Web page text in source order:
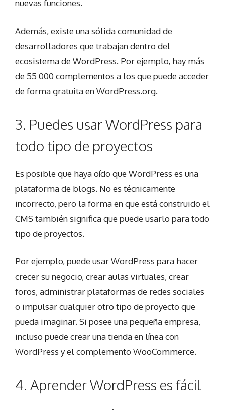
nuevas funciones.
Además, existe una sólida comunidad de
desarrolladores que trabajan dentro del
ecosistema de WordPress. Por ejemplo, hay más
de 55 000 complementos a los que puede acceder
de forma gratuita en WordPress.org.
3. Puedes usar WordPress para
todo tipo de proyectos
Es posible que haya oído que WordPress es una
plataforma de blogs. No es técnicamente
incorrecto, pero la forma en que está construido el
CMS también significa que puede usarlo para todo
tipo de proyectos.
Por ejemplo, puede usar WordPress para hacer
crecer su negocio, crear aulas virtuales, crear
foros, administrar plataformas de redes sociales
o impulsar cualquier otro tipo de proyecto que
pueda imaginar. Si posee una pequeña empresa,
incluso puede crear una tienda en línea con
WordPress y el complemento WooCommerce.
4. Aprender WordPress es fácil